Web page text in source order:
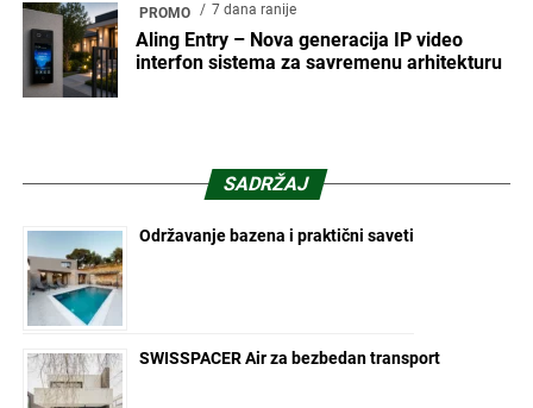
PROMO 7 dana ranije
Aling Entry – Nova generacija IP video
interfon sistema za savremenu arhitekturu
SADRŽAJ
Održavanje bazena i praktični saveti
SWISSPACER Air za bezbedan transport